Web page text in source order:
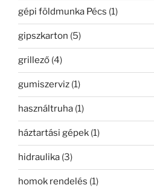
gépi földmunka Pécs (1)
gipszkarton (5)
grillező (4)
gumiszerviz (1)
használtruha (1)
háztartási gépek (1)
hidraulika (3)
homok rendelés (1)